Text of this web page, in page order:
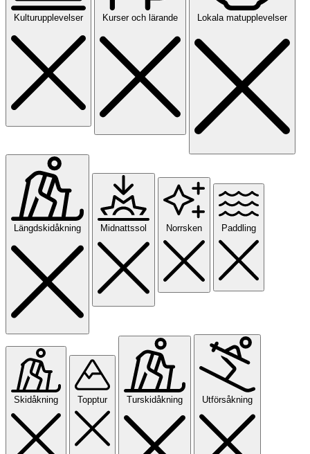
Kulturupplevelser Kurser och lärande Lokala matupplevelser
Längdskidåkning Midnattssol Norrsken Paddling
Skidåkning Topptur Turskidåkning Utförsåkning